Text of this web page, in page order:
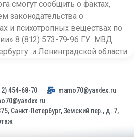
смогут сообщить о фактах,
законодательства о
и психотропных веществах по
8 (812) 573-79-96 ГУ МВД
и Ленинградской области.
454-68-70
mamo70@yandex.ru
Санкт-Петербург, Земский пер., д. 7,